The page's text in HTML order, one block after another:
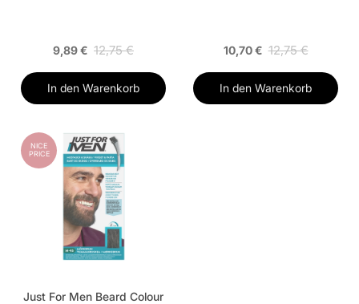
9,89 € 12,75 €
In den Warenkorb
10,70 € 12,75 €
In den Warenkorb
NICE
PRICE
Just For Men Beard Colour